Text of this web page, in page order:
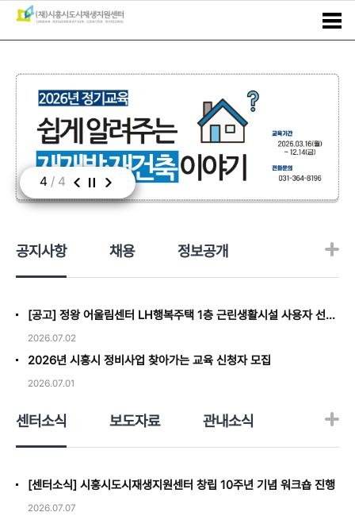
4 / 4
공지사항 채용 정보공개
[공고] 정왕 어울림센터 LH행복주택 1층 근린생활시설 사용자 선정(5)
2026.07.02
2026년 시흥시 정비사업 찾아가는 교육 신청자 모집
2026.07.01
센터소식 보도자료 관내소식
[센터소식] 시흥시도시재생지원센터 창립 10주년 기념 워크숍 진행
2026.07.07